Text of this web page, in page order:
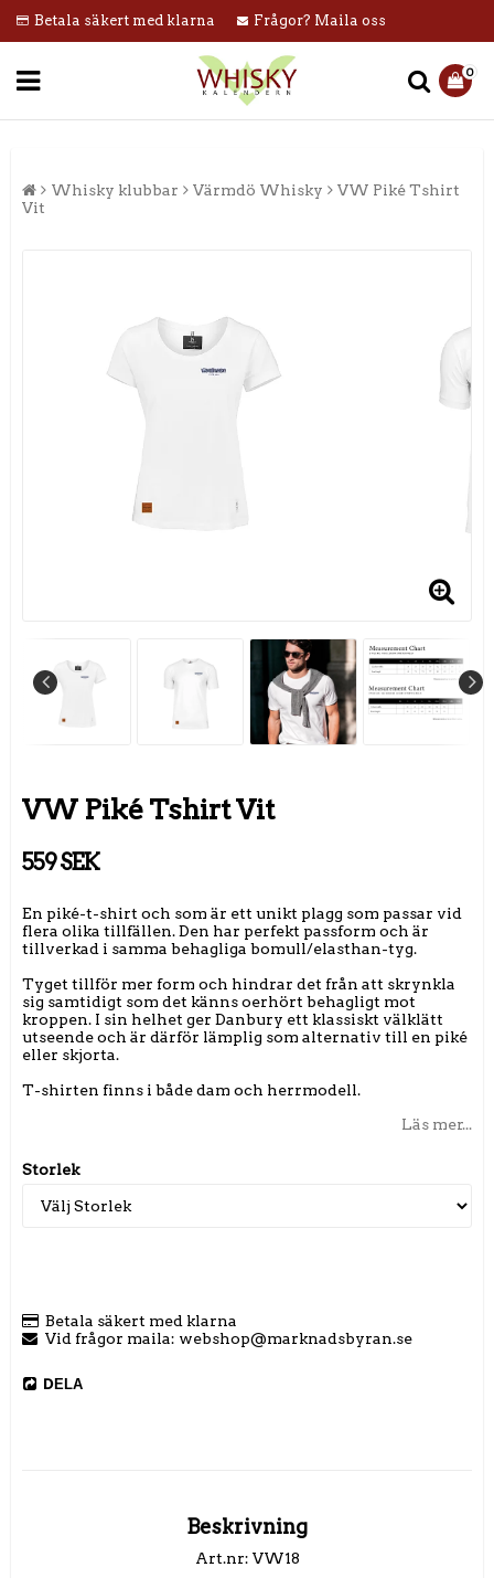
Betala säkert med klarna Frågor? Maila oss
0
Whisky klubbar Värmdö Whisky
VW Piké Tshirt
Vit
VW Piké Tshirt Vit
559 SEK
En piké-t-shirt och som är ett unikt plagg som passar vid
flera olika tillfällen. Den har perfekt passform och är
tillverkad i samma behagliga bomull/elasthan-tyg.
Tyget tillför mer form och hindrar det från att skrynkla
sig samtidigt som det känns oerhört behagligt mot
kroppen. I sin helhet ger Danbury ett klassiskt välklätt
utseende och är därför lämplig som alternativ till en piké
eller skjorta.
T-shirten finns i både dam och herrmodell.
Läs mer...
Storlek
Betala säkert med klarna
Vid frågor maila: webshop@marknadsbyran.se
DELA
Beskrivning
Art.nr: VW18